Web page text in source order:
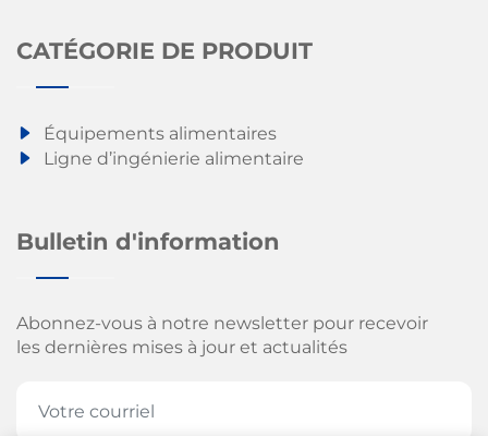
CATÉGORIE DE PRODUIT
Équipements alimentaires
Ligne d’ingénierie alimentaire
Bulletin d'information
Abonnez-vous à notre newsletter pour recevoir
les dernières mises à jour et actualités